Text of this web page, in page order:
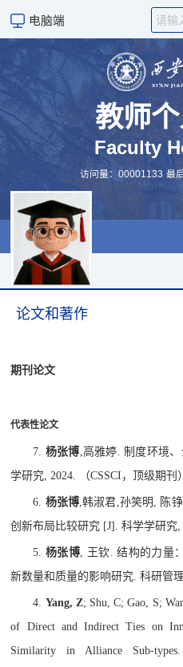
电脑端
教师
Faculty
访问量：00001133 最
论文和著作
期刊论文
代表性论文
7. 杨张博 ,高雅婷 .制度环境
学研究 , 2024. （CSSCI ，顶级期刊）
6. 杨张博 ,韩淑君 孙笑明 陈铮,
创新布局比较研究 [J].科学学研究
5. 杨张博 王钦 .结构的力量
新数量和质量的影响研究 .科研管理
4. Yang, Z; Shu, C; Gao, S;
of Direct and Indirect Ties on
Similarity in Alliance Sub-